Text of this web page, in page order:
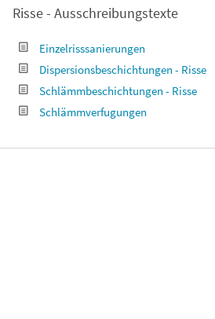
Risse - Ausschreibungstexte
Einzelrisssanierungen
Dispersionsbeschichtungen - Risse
Schlämmbeschichtungen - Risse
Schlämmverfugungen